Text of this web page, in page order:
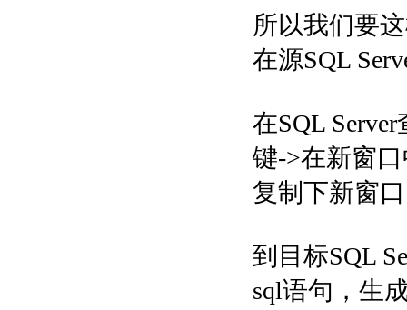
所以我们要
在源SQL
在SQL
键->在新窗
复制下新窗
到目标SQL
sql语句，生